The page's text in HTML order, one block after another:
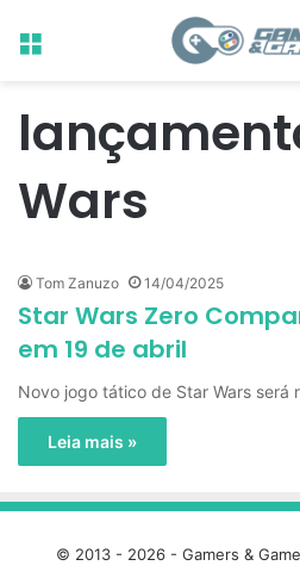
Menu
Wars
Tom Zanuzo 14/04/2025
Star Wars Zero
em 19 de abril
Novo jogo tático de Star Wars será
Leia mais »
© 2013 - 2026 - Gamers &